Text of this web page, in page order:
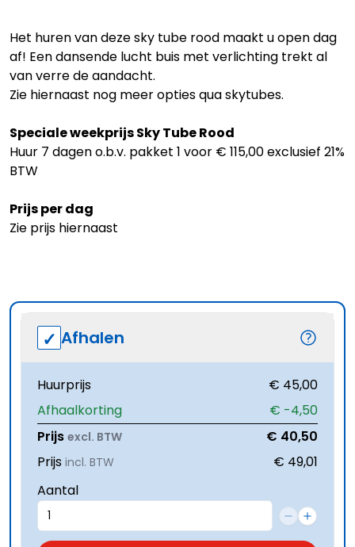
Het huren van deze sky tube rood maakt u open dag
af! Een dansende lucht buis met verlichting trekt al
van verre de aandacht.
Zie hiernaast nog meer opties qua skytubes.
Speciale weekprijs Sky Tube Rood
Huur 7 dagen o.b.v. pakket 1 voor € 115,00 exclusief 21%
BTW
Prijs per dag
Zie prijs hiernaast
Afhalen
Huurprijs
€ 45,00
Afhaalkorting
€ -4,50
Prijs excl. BTW
€ 40,50
Prijs incl. BTW
€ 49,01
Aantal